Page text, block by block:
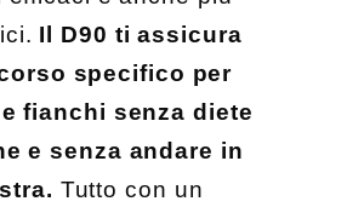
Il D90 ti assicura
specifico per
fianchi senza diete
e senza andare in
Tutto con un